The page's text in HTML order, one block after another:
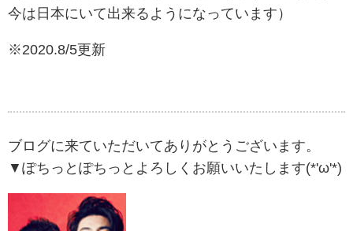
今は日本にいて出来るようになっています）
※2020.8/5更新
ブログに来ていただいてありがとうございます。
▼ぽちっとぽちっとよろしくお願いいたします(*'ω'*)